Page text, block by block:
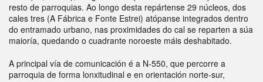
resto de parroquias. Ao longo desta repártense 29 núcleos, dos
cales tres (A Fábrica e Fonte Estrei) atópanse integrados dentro
do entramado urbano, nas proximidades do cal se reparten a súa
maioría, quedando o cuadrante noroeste máis deshabitado.
A principal vía de comunicación é a N-550, que percorre a
parroquia de forma lonxitudinal e en orientación norte-sur,